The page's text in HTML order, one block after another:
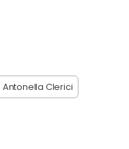
Antonella Clerici